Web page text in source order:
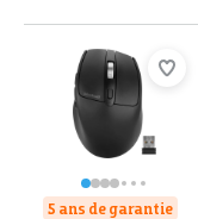
5 ans de garantie
La note est de 8,4 sur